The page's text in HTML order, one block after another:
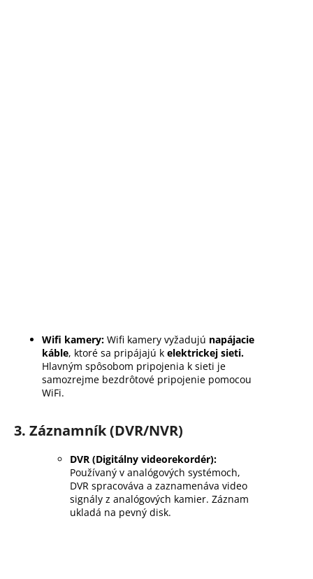
Wifi kamery: Wifi kamery vyžadujú napájacie
káble, ktoré sa pripájajú k elektrickej sieti.
Hlavným spôsobom pripojenia k sieti je
samozrejme bezdrôtové pripojenie pomocou
WiFi.
3. Záznamník (DVR/NVR)
DVR (Digitálny videorekordér):
Používaný v analógových systémoch,
DVR spracováva a zaznamenáva video
signály z analógových kamier. Záznam
ukladá na pevný disk.